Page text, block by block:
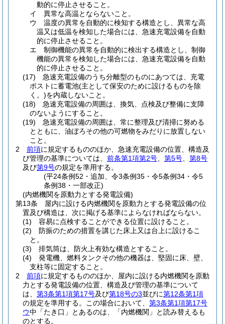
動的に停止させること。
イ
異常な高温とならないこと。
ウ
温度の異常を自動的に検知する構造とし、異常な高
温又は低温を検知した場合には、急速充電設備を自動
的に停止させること。
エ
制御機能の異常を自動的に検出する構造とし、制御
機能の異常を検知した場合には、急速充電設備を自動
的に停止させること。
(17)
急速充電設備のうち分離型のものにあつては、充電
ポストに蓄電池(主として保安のために設けるものを除
く。)を内蔵しないこと。
(18)
急速充電設備の周囲は、換気、点検及び整備に支障
のないようにすること。
(19)
急速充電設備の周囲は、常に整理及び清掃に努める
とともに、油ぼろその他の可燃物をみだりに放置しない
こと。
2
前項に規定するもののほか、急速充電設備の位置、構造及
び管理の基準については、 前条第1項第2号 第5号
第8号
及び第9号の規定を準用する。
(平24条例52・追加、令3条例35・令5条例34・令5
条例38・一部改正)
(内燃機関を原動力とする発電設備)
第13条
屋内に設ける内燃機関を原動力とする発電設備の位
置及び構造は、次に掲げる基準によらなければならない。
(1)
容易に点検することができる位置に設けること。
(2)
防振のための措置を講じた床上又は台上に設けるこ
と。
(3)
排気筒は、防火上有効な構造とすること。
(4)
発電機、燃料タンクその他の機器は、堅固に床、壁、
支柱等に固定すること。
2
前項に規定するもののほか、屋内に設ける内燃機関を原動
力とする発電設備の位置、構造及び管理の基準について
は、 第3条第1項第17号及び第18号の3並びに第12条第1項
の規定を準用する。
この場合において、 第3条第1項第17号
ウ中「たき口」とあるのは、「内燃機関」と読み替えるも
のとする。